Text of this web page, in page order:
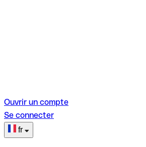
Ouvrir un compte
Se connecter
fr